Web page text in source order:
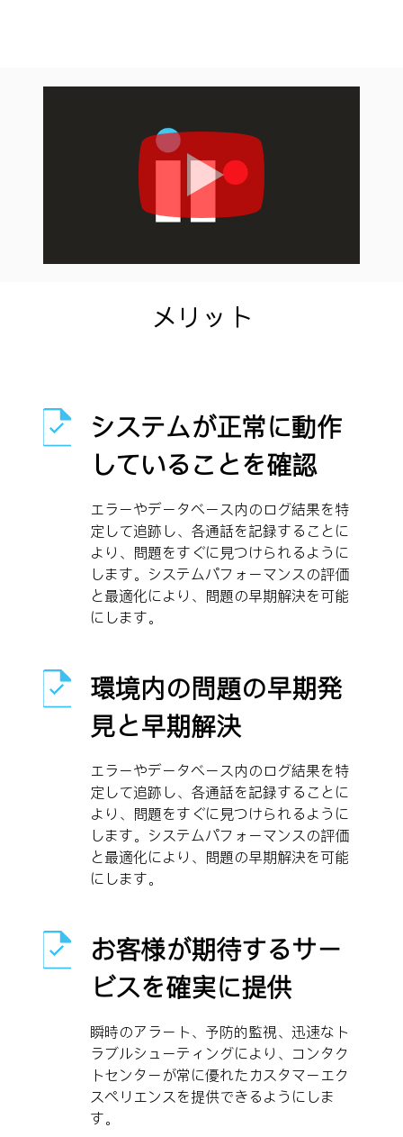
メリット
システムが正常に動作
していることを確認
エラーやデータベース内のログ結果を特
定して追跡し、各通話を記録することに
より、問題をすぐに見つけられるように
します。システムパフォーマンスの評価
と最適化により、問題の早期解決を可能
にします。
環境内の問題の早期発
見と早期解決
エラーやデータベース内のログ結果を特
定して追跡し、各通話を記録することに
より、問題をすぐに見つけられるように
します。システムパフォーマンスの評価
と最適化により、問題の早期解決を可能
にします。
お客様が期待するサー
ビスを確実に提供
瞬時のアラート、予防的監視、迅速なト
ラブルシューティングにより、コンタク
トセンターが常に優れたカスタマーエク
スペリエンスを提供できるようにしま
す。